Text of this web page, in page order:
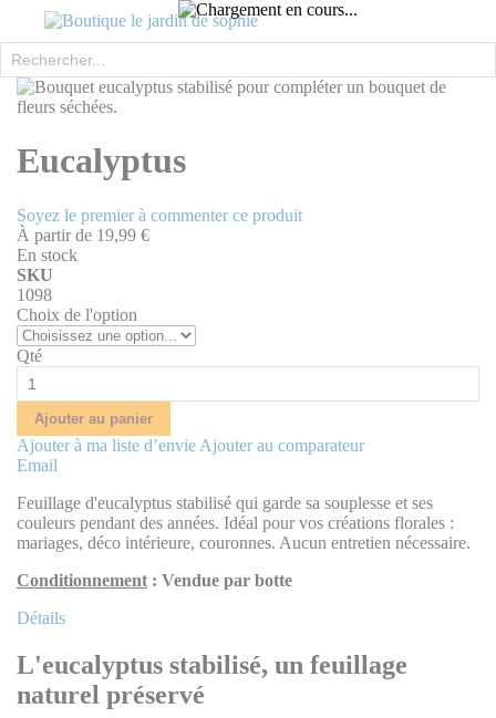
Rechercher
Skip
to
end
of
images
gallery
to
the
of
the
images
gallery
Eucalyptus
Soyez le premier à commenter ce produit
À partir de 19,99 €
En stock
SKU
1098
Choix de l'option
Qté
Ajouter au panier
Ajouter à ma liste d’envie Ajouter au comparateur
Email
Feuillage d'eucalyptus stabilisé qui garde sa souplesse et ses
couleurs pendant des années. Idéal pour vos créations florales :
mariages, déco intérieure, couronnes. Aucun entretien nécessaire.
Conditionnement : Vendue par botte
Détails
L'eucalyptus stabilisé, un feuillage
naturel préservé